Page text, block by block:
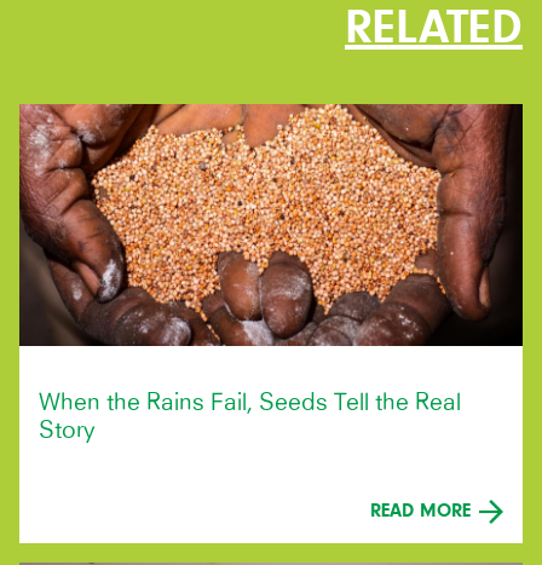
RELATED
When the Rains Fail, Seeds Tell the Real
Story
READ MORE